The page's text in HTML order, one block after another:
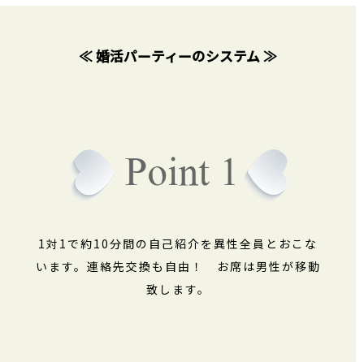
≪ 婚活パーティーのシステム ≫
1対1で約10分間の自己紹介を異性全員とおこな
います。連絡先交換も自由！ お席は男性が移動
致します。